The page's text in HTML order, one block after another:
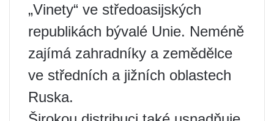
„Vinety“ ve středoasijských
republikách bývalé Unie. Neméně
zajímá zahradníky a zemědělce
ve středních a jižních oblastech
Ruska.